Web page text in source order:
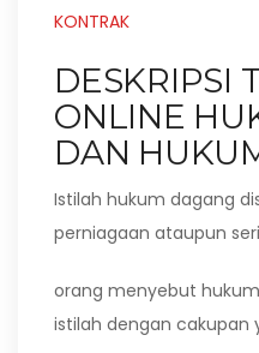
DESKRIPSI
ONLINE
DAN
Istilah hukum dagang
perniagaan ataupun
orang menyebut
istilah dengan cakupan